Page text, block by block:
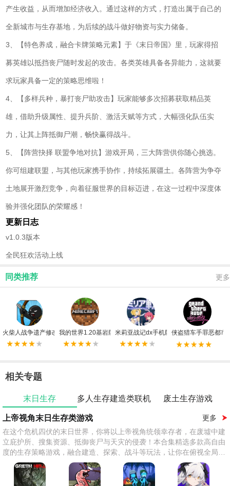
产生收益，从而增加经济收入。通过这样的方式，打造出属于自己的
全新城市与生存基地，为后续的战斗做好物资与实力储备。
3、【特色养成，融合卡牌策略元素】于《末日帝国》里，玩家得招
募英雄以抵挡丧尸随时发起的攻击。各类英雄具备各异能力，这就要
求玩家具备一定的策略思维啦！
4、【多样兵种，暴打丧尸助攻击】玩家能够多次招募获取精品英
雄，借助升级属性、提升兵阶、激活天赋等方式，大幅强化队伍实
力，让其上阵抵御尸潮，畅快赢得战斗。
5、【阵营抉择 联盟争地对抗】游戏开局，三大阵营供你随心挑选。
你可组建联盟，与其他玩家携手协作，持续拓展疆土。各阵营为争夺
土地展开激烈竞争，向着征服世界的目标迈进，在这一过程中深度体
验并强化团队的荣耀感！
更新日志
v1.0.3版本
全民狂欢活动上线
同类推荐 更多
火柴人战争遗产修改器FF版我的世界1.20基岩版手机版米莉亚战记dx手机版 侠盗猎车手罪恶都市
相关专题
末日生存
多人生存建造类联机
废土生存游戏
上帝视角末日生存类游戏
更多
在这个危机四伏的末日世界，你将以上帝视角统领幸存者，在废墟中建
立庇护所、搜集资源、抵御丧尸与天灾的侵袭！本合集精选多款高自由
度的生存策略游戏，融合建造、探索、战斗等玩法，让你在俯视全局的
同时，体验人性抉择与绝境求生的紧张刺激。无论是经营避难所、指挥
小队作战，还是对抗变异生物，每一步决策都关乎存亡。准备好迎接挑
战了吗？末日之下，唯有智慧与勇气才能带领人类火种延续！